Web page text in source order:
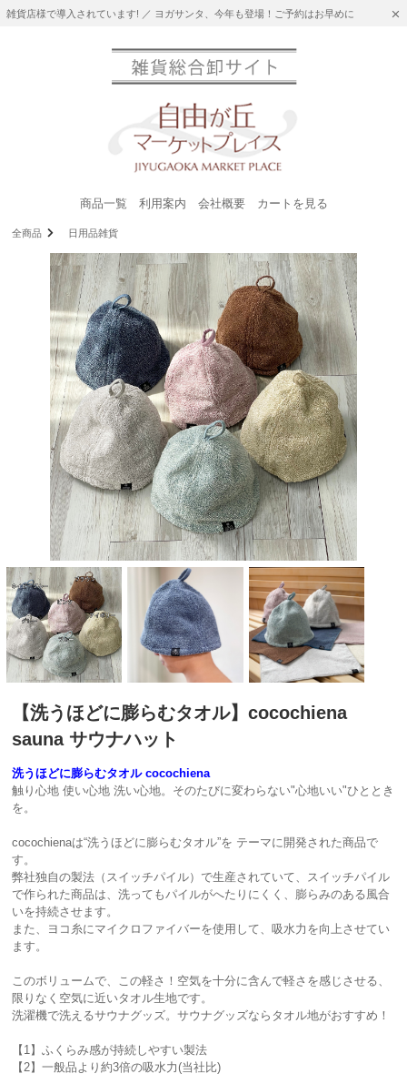
雑貨店様で導入されています! ／ ヨガサンタ、今年も登場！ご予約はお早めに
商品一覧 利用案内 会社概要 カートを見る
全商品 日用品雑貨
【洗うほどに膨らむタオル】cocochiena
sauna サウナハット
洗うほどに膨らむタオル cocochiena
触り心地 使い心地 洗い心地。そのたびに変わらない"心地いい"ひととき
を。
cocochienaは“洗うほどに膨らむタオル”を テーマに開発された商品で
す。
弊社独自の製法（スイッチパイル）で生産されていて、スイッチパイル
で作られた商品は、洗ってもパイルがへたりにくく、膨らみのある風合
いを持続させます。
また、ヨコ糸にマイクロファイバーを使用して、吸水力を向上させてい
ます。
このボリュームで、この軽さ！空気を十分に含んで軽さを感じさせる、
限りなく空気に近いタオル生地です。
洗濯機で洗えるサウナグッズ。サウナグッズならタオル地がおすすめ！
【1】ふくらみ感が持続しやすい製法
【2】一般品より約3倍の吸水力(当社比)